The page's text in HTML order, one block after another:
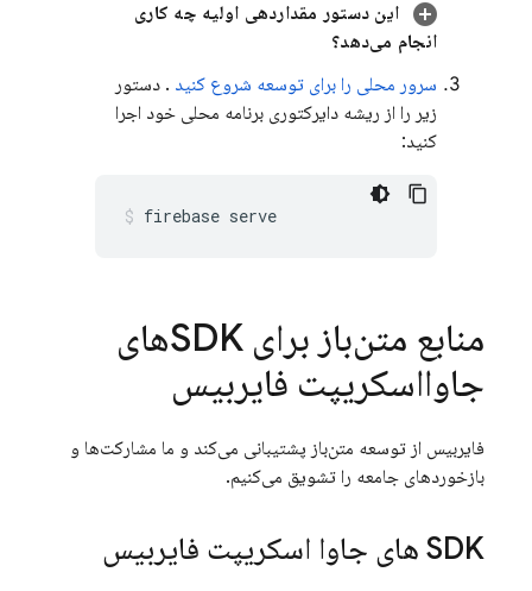
این دستور مقداردهی اولیه چه کاری
انجام می‌دهد؟
سرور محلی را برای توسعه شروع کنید . دستور
زیر را از ریشه دایرکتوری برنامه محلی خود اجرا
کنید:
firebase serve
منابع متن‌باز برای SDKهای
جاوااسکریپت فایربیس
فایربیس از توسعه متن‌باز پشتیبانی می‌کند و ما مشارکت‌ها و
بازخوردهای جامعه را تشویق می‌کنیم.
SDK های جاوا اسکریپت فایربیس